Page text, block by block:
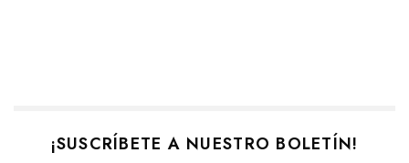
¡SUSCRÍBETE A NUESTRO BOLETÍN!